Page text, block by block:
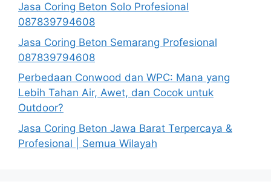
Jasa Coring Beton Solo Profesional
087839794608
Jasa Coring Beton Semarang Profesional
087839794608
Perbedaan Conwood dan WPC: Mana yang
Lebih Tahan Air, Awet, dan Cocok untuk
Outdoor?
Jasa Coring Beton Jawa Barat Terpercaya &
Profesional | Semua Wilayah